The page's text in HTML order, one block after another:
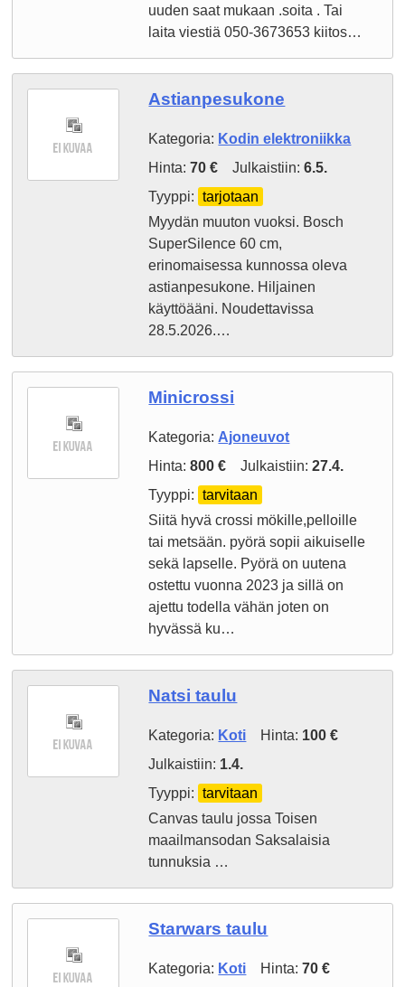
uuden saat mukaan .soita . Tai
laita viestiä 050-3673653 kiitos…
Astianpesukone
Kategoria: Kodin elektroniikka
Hinta:70 € Julkaistiin:6.5.
Tyyppi:
tarjotaan
Myydän muuton vuoksi. Bosch
SuperSilence 60 cm,
erinomaisessa kunnossa oleva
astianpesukone. Hiljainen
käyttöääni. Noudettavissa
28.5.2026.…
Minicrossi
Kategoria: Ajoneuvot
Hinta:800 € Julkaistiin:27.4.
Tyyppi:
tarvitaan
Siitä hyvä crossi mökille,pelloille
tai metsään. pyörä sopii aikuiselle
sekä lapselle. Pyörä on uutena
ostettu vuonna 2023 ja sillä on
ajettu todella vähän joten on
hyvässä ku…
Natsi taulu
Kategoria: Koti Hinta: 100 €
Julkaistiin: 1.4.
Tyyppi:
tarvitaan
Canvas taulu jossa Toisen
maailmansodan Saksalaisia
tunnuksia …
Starwars taulu
Kategoria: Koti Hinta:70 €